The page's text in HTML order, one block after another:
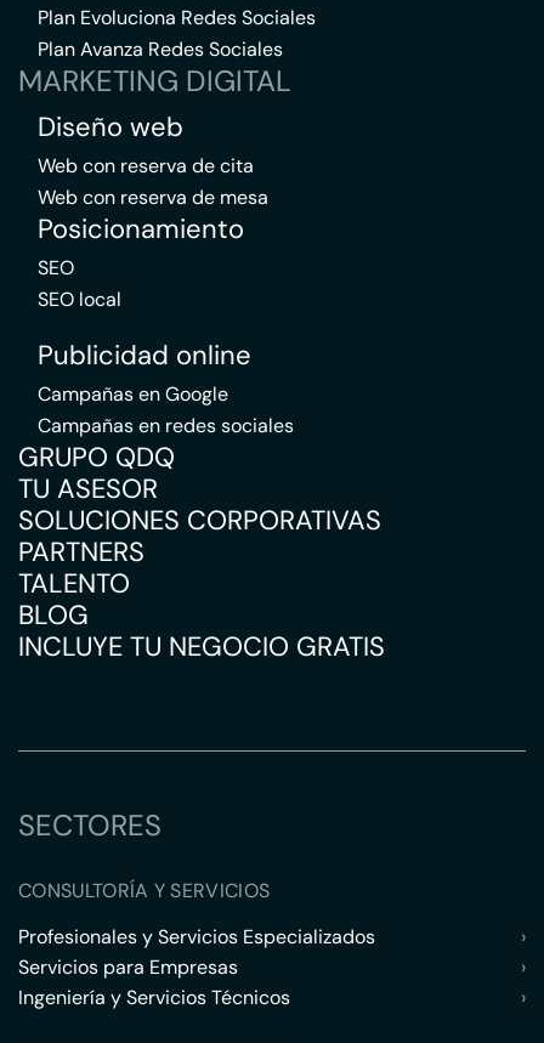
Plan Evoluciona Redes Sociales
Plan Avanza Redes Sociales
MARKETING DIGITAL
Diseño web
Web con reserva de cita
Web con reserva de mesa
Posicionamiento
SEO
SEO local
Publicidad online
Campañas en Google
Campañas en redes sociales
GRUPO QDQ
TU ASESOR
SOLUCIONES CORPORATIVAS
PARTNERS
TALENTO
BLOG
INCLUYE TU NEGOCIO GRATIS
SECTORES
CONSULTORÍA Y SERVICIOS
Profesionales y Servicios Especializados
›
Servicios para Empresas
›
Ingeniería y Servicios Técnicos
›